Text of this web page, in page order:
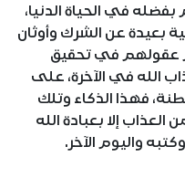
في الحياة الدنيا،
بعيدة عن الشرك وأوثان
عقولهم في تحقيق
الله في الآخرة، على
فهذا الذكاء وتلك
العذاب إلا بعبادة الله
واليوم الآخر.